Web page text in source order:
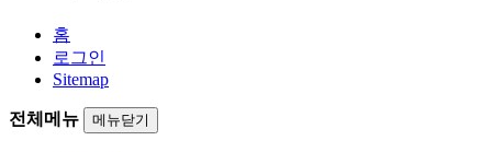
홈
로그인
Sitemap
전체메뉴 메뉴닫기